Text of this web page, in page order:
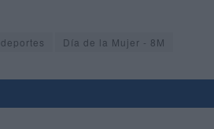
deportes Día de la Mujer - 8M